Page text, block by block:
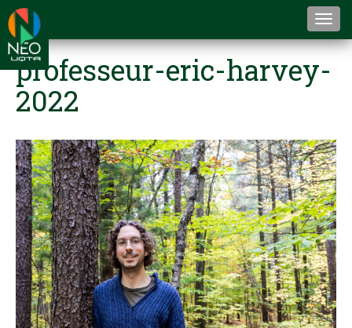
professeur-eric-harvey-
2022